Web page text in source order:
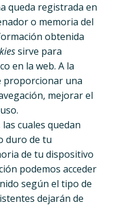
queda registrada en
o memoria del
obtenida
sirve para
en la web. A la
proporcionar una
mejorar el
las cuales quedan
duro de tu
de tu dispositivo
podemos acceder
según el tipo de
dejarán de